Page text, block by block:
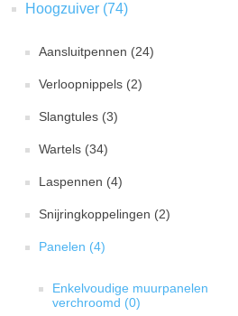
Hoogzuiver (74)
Aansluitpennen (24)
Verloopnippels (2)
Slangtules (3)
Wartels (34)
Laspennen (4)
Snijringkoppelingen (2)
Panelen (4)
Enkelvoudige muurpanelen
verchroomd (0)